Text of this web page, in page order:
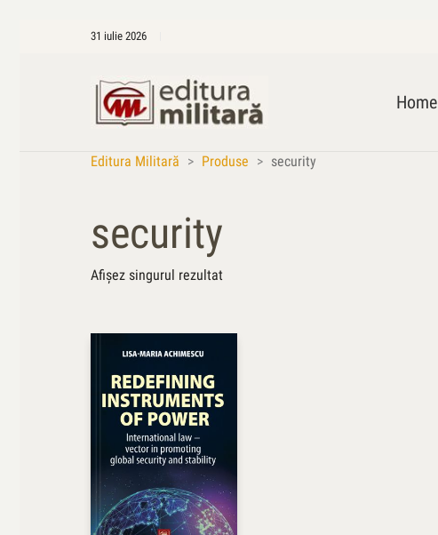
31 iulie 2026
Home
Editura Militară > Produse > security
security
Afișez singurul rezultat